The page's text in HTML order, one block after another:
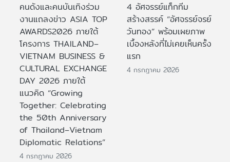
คนดังและคนบันเทิงร่วม
งานแถลงข่าว ASIA TOP
AWARDS2026 ภายใต้
โครงการ THAILAND–
VIETNAM BUSINESS &
CULTURAL EXCHANGE
DAY 2026 ภายใต้
แนวคิด “Growing
Together: Celebrating
the 50th Anniversary
of Thailand–Vietnam
Diplomatic Relations”
4 กรกฎาคม 2026
4 อัศจรรย์แท็กทีม
สร้างสรรค์ “อัศจรรย์จรย์
วันทอง” พร้อมเผยภาพ
เบื้องหลังที่ไม่เคยเห็นครั้ง
แรก
4 กรกฎาคม 2026